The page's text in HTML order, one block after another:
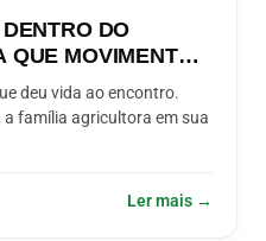
DO
MOVIMENTOU
DE
deu vida ao encontro.
família agricultora em sua
Ler mais →